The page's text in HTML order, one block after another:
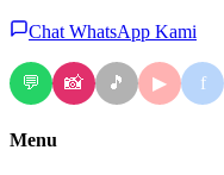
Chat WhatsApp Kami
💬 📸 🎵 ▶ f
Menu